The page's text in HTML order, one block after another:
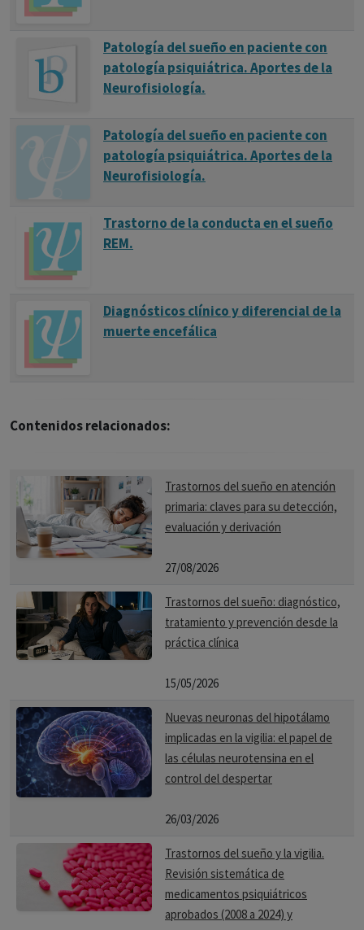
Patología del sueño en paciente con
patología psiquiátrica. Aportes de la
Neurofisiología.
Patología del sueño en paciente con
patología psiquiátrica. Aportes de la
Neurofisiología.
Trastorno de la conducta en el sueño
REM.
Diagnósticos clínico y diferencial de la
muerte encefálica
Contenidos relacionados:
Trastornos del sueño en atención
primaria: claves para su detección,
evaluación y derivación
27/08/2026
Trastornos del sueño: diagnóstico,
tratamiento y prevención desde la
práctica clínica
15/05/2026
Nuevas neuronas del hipotálamo
implicadas en la vigilia: el papel de
las células neurotensina en el
control del despertar
26/03/2026
Trastornos del sueño y la vigilia.
Revisión sistemática de
medicamentos psiquiátricos
aprobados (2008 a 2024) y